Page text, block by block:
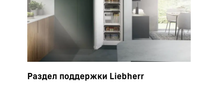
Раздел поддержки Liebherr